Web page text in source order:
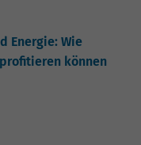
Energie: Wie
können